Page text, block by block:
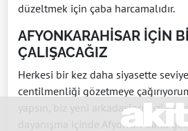
düzeltmek için çaba harcamalıdır.
AFYONKARAHİSAR İÇİN
ÇALIŞACAĞIZ
Herkesi bir kez daha siyasette
centilmenliği gözetmeye
yapsın, biz yeni arkadaşlarımızla
dayanışma içinde Afyon’un daha